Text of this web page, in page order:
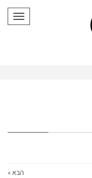
תפריט
הבא »